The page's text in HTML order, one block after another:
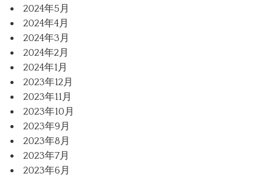
2024年5月
2024年4月
2024年3月
2024年2月
2024年1月
2023年12月
2023年11月
2023年10月
2023年9月
2023年8月
2023年7月
2023年6月